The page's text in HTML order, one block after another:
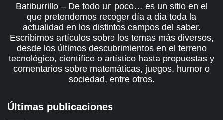
Batiburrillo – De todo un poco… es un sitio en el
que pretendemos recoger día a día toda la
actualidad en los distintos campos del saber.
Escribimos artículos sobre los temas más diversos,
desde los últimos descubrimientos en el terreno
tecnológico, científico o artístico hasta propuestas y
comentarios sobre matemáticas, juegos, humor o
sociedad, entre otros.
Últimas publicaciones